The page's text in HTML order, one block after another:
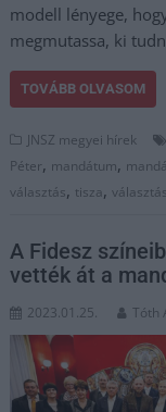
modell lényege,
megmutassa, ki
TOVÁBB OLVASOM
JNSZ megyei hírek
Péter, mandátum,
választás, tisza,választás
A Fidesz
vették át a
2023.01.25. Tóth